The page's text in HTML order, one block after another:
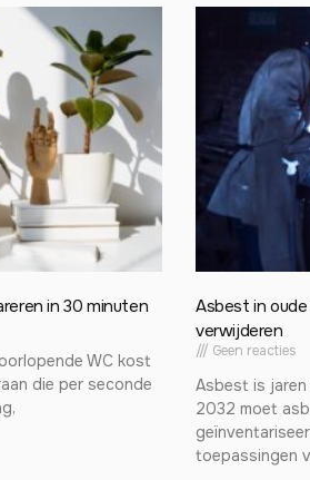
in 30 minuten
WC kost
die per seconde
Asbest in
verwijderen
Geen reacties
Asbest is
2032 moet
toepassingen